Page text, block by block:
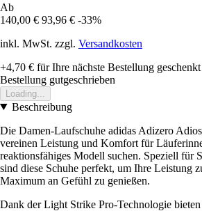
Ab
140,00 € 93,96 € -33%
inkl. MwSt. zzgl. Versandkosten
+4,70 € für Ihre nächste Bestellung geschenkt
Bestellung gutgeschrieben
Loading...
Beschreibung
Die Damen-Laufschuhe adidas Adizero
vereinen Leistung und Komfort für
reaktionsfähiges Modell suchen. Speziell für
sind diese Schuhe perfekt, um Ihre Leistung
Maximum an Gefühl zu genießen.
Dank der Light Strike Pro-Technologie bieten